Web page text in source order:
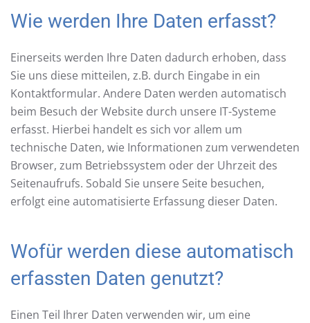
Wie werden Ihre Daten erfasst?
Einerseits werden Ihre Daten dadurch erhoben, dass
Sie uns diese mitteilen, z.B. durch Eingabe in ein
Kontaktformular. Andere Daten werden automatisch
beim Besuch der Website durch unsere IT-Systeme
erfasst. Hierbei handelt es sich vor allem um
technische Daten, wie Informationen zum verwendeten
Browser, zum Betriebssystem oder der Uhrzeit des
Seitenaufrufs. Sobald Sie unsere Seite besuchen,
erfolgt eine automatisierte Erfassung dieser Daten.
Wofür werden diese automatisch
erfassten Daten genutzt?
Einen Teil Ihrer Daten verwenden wir, um eine